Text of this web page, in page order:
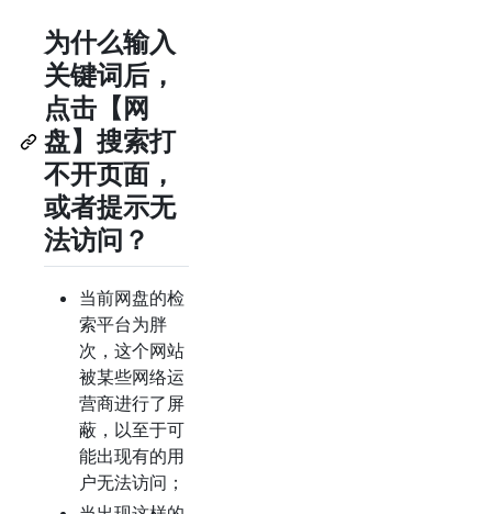
为什么输入
关键词后，
点击【网
盘】搜索打
不开页面，
或者提示无
法访问？
当前网盘的检
索平台为胖
次，这个网站
被某些网络运
营商进行了屏
蔽，以至于可
能出现有的用
户无法访问；